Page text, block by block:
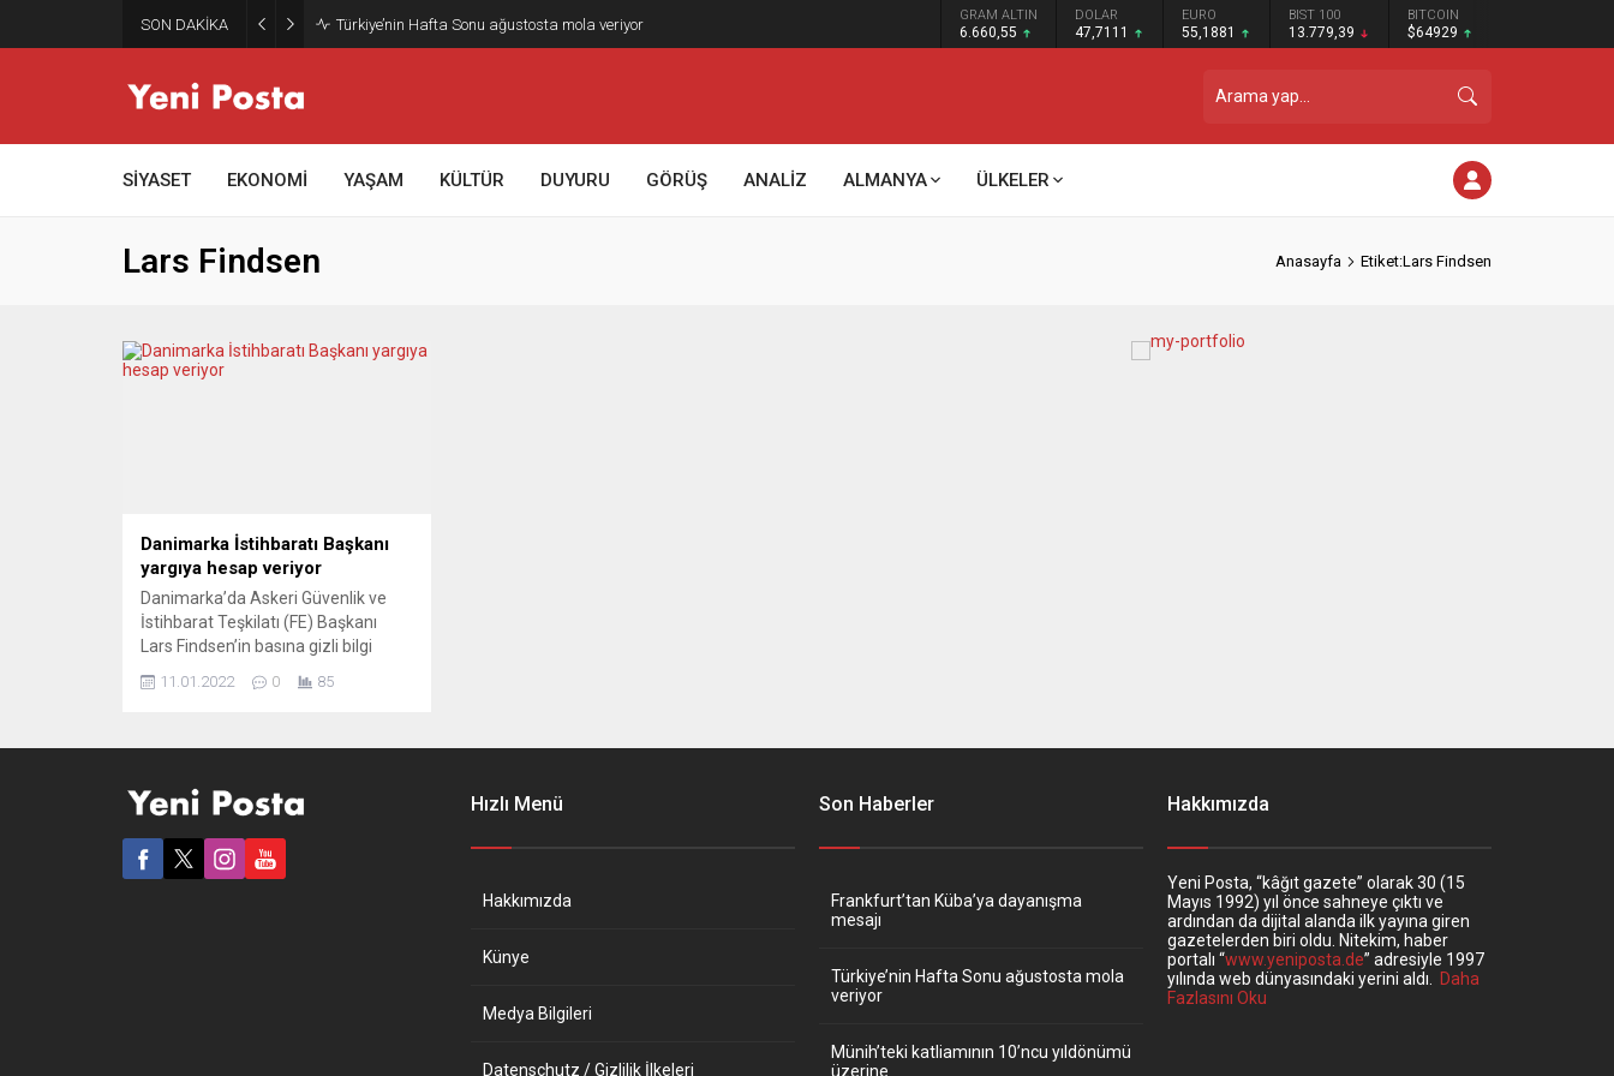
SON DAKİKA Türkiye’nin Hafta Sonu ağustosta mola veriyor GRAM ALTIN
6.660,55
DOLAR
47,7111
EURO
55,1881
BIST 100
13.779,39
BITCOIN
$64929
SİYASET EKONOMİ YAŞAM KÜLTÜR DUYURU GÖRÜŞ ANALİZ ALMANYA ÜLKELER
Lars Findsen Anasayfa Etiket:Lars Findsen
Danimarka İstihbaratı Başkanı
yargıya hesap veriyor
Danimarka’da Askeri Güvenlik ve
İstihbarat Teşkilatı (FE) Başkanı
Lars Findsen’in basına gizli bilgi
sızdırmaktan yargılandığı açıklandı.
FE Başkanı Findsen’in Aralık
Danimarka devlet televizyonu
Findsen’in sızdırdığı gizli bilginin,
2021’de 3 ayrı habere konu
olduğunu duyurdu. Basına sızdırılan
11.01.2022 0 85
Hızlı Menü
Hakkımızda
Künye
Medya Bilgileri
Datenschutz / Gizlilik İlkeleri
Son Haberler
Frankfurt’tan Küba’ya dayanışma
mesajı
Türkiye’nin Hafta Sonu ağustosta mola
veriyor
Münih’teki katliamının 10’ncu yıldönümü
üzerine
Hakkımızda
Yeni Posta, “kâğıt gazete” olarak 30 (15
Mayıs 1992) yıl önce sahneye çıktı ve
ardından da dijital alanda ilk yayına giren
gazetelerden biri oldu. Nitekim, haber
portalı “www.yeniposta.de” adresiyle 1997
yılında web dünyasındaki yerini aldı. Daha
Fazlasını Oku